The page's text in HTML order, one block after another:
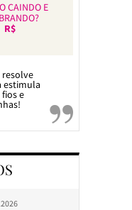
CAINDO E
R$
resolve
estimula
e